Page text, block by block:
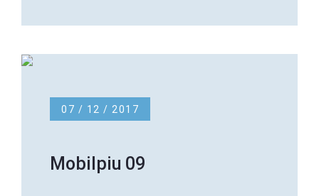
07 / 12 / 2017
Mobilpiu 09